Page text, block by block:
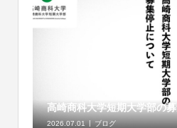
高崎商科大学短期大学部の
2026.07.01 ブログ